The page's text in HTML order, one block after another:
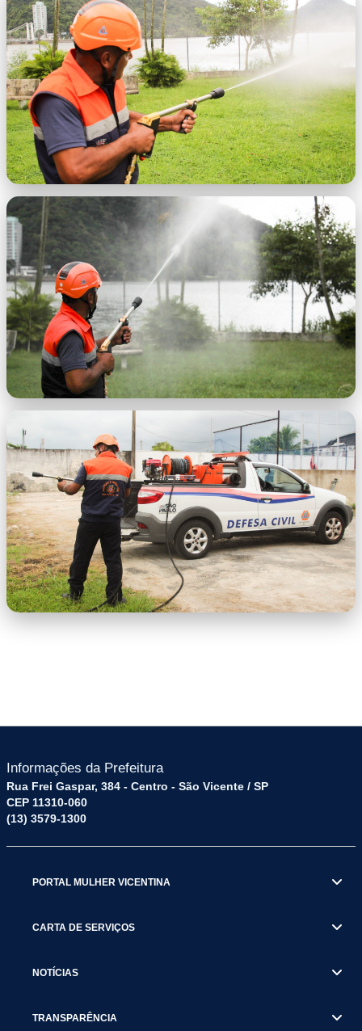
0ff4669f-7a78-4702-8504-
bbcdcdd783c2.jfif
7ef20c45-f97e-46cb-ba92-f2f0f2a331cc.jfif
Informações da Prefeitura
Rua Frei Gaspar, 384 - Centro - São Vicente / SP
CEP 11310-060
(13) 3579-1300
PORTAL MULHER VICENTINA
CARTA DE SERVIÇOS
NOTÍCIAS
TRANSPARÊNCIA